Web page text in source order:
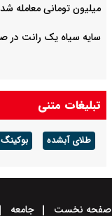
میلیون تومانی معامله
سایه سیاه یک رانت در
تبلیغات متنی
طلای آبشده بوکینگ
صفحه نخست جامعه